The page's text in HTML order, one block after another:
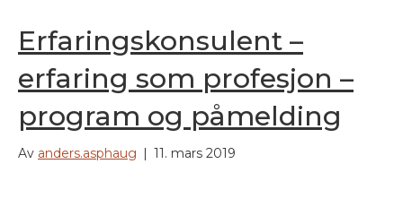
Erfaringskonsulent –
erfaring som profesjon –
program og påmelding
Av anders.asphaug | 11. mars 2019